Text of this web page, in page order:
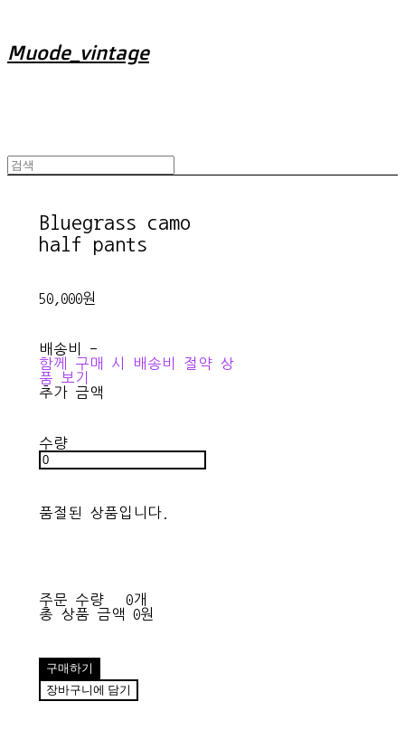
Muode_vintage
Bluegrass camo
half pants
50,000원
배송비 -
함께 구매 시 배송비 절약 상
품 보기
추가 금액
수량
품절된 상품입니다.
주문 수량
0개
총 상품 금액
0원
구매하기
장바구니에 담기